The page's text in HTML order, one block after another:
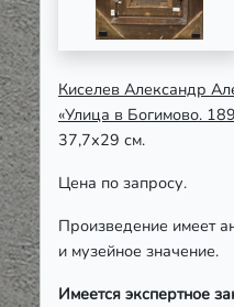
Киселев Александр
«Улица в Богимово.
37,7х29 см.
Цена по запросу.
Произведение имеет
и музейное значение.
Имеется экспертное